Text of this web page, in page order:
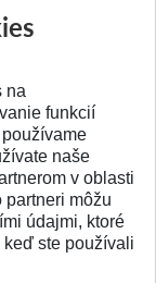
Pridané 23.06.2026
na
funkcií
naše
v oblasti
môžu
údajmi, ktoré
ste používali